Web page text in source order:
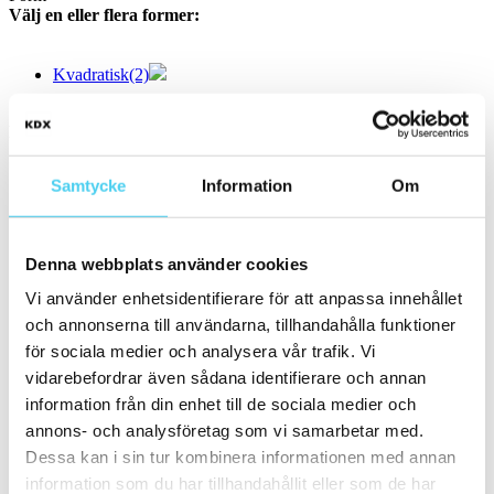
Samtycke Information Om
Denna webbplats använder cookies
Vi använder enhetsidentifierare för att anpassa innehållet
och annonserna till användarna, tillhandahålla funktioner
för sociala medier och analysera vår trafik. Vi
vidarebefordrar även sådana identifierare och annan
information från din enhet till de sociala medier och
annons- och analysföretag som vi samarbetar med.
Dessa kan i sin tur kombinera informationen med annan
information som du har tillhandahållit eller som de har
Välj en eller flera former:
Kvadratisk(2)
Filtrera efter storlek:
Små (5 - 20 cm)
ca 10x60 cm(1)
10x60 cm
(1)
ca 15x(18)
ca 15x15 cm(17)
15x15 cm(17)
ca 15x60 cm
15x60 cm(1)
ca 20x(2)
ca 20x20 cm (2)
20x20 cm
(2)
Mellan (25 - 50 cm)(7)
ca 30x(7)